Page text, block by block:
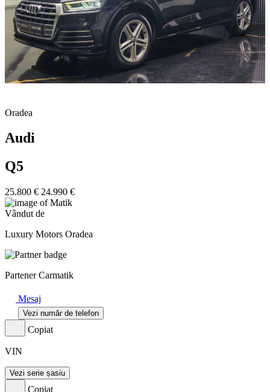
Oradea
Audi
Q5
25.800 € 24.990 €
Vândut de
Luxury Motors Oradea
Partener Carmatik
Mesaj
Vezi număr de telefon
Copiat
VIN
Vezi serie șasiu
Copiat